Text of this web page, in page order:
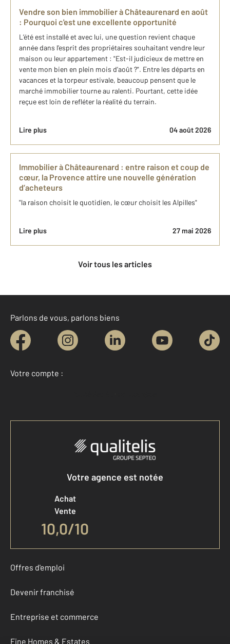
Vendre son bien immobilier à Châteaurenard en août
: Pourquoi c'est une excellente opportunité
L’été est installé et avec lui, une question revient chaque
année dans l’esprit des propriétaires souhaitant vendre leur
maison ou leur appartement : "Est-il judicieux de mettre en
vente mon bien en plein mois d’août ?". Entre les départs en
vacances et la torpeur estivale, beaucoup pensent que le
marché immobilier tourne au ralenti. Pourtant, cette idée
reçue est loin de refléter la réalité du terrain.
Lire plus 04 août 2026
Immobilier à Châteaurenard : entre raison et coup de
cœur, la Provence attire une nouvelle génération
d’acheteurs
"la raison choisit le quotidien, le cœur choisit les Alpilles"
Lire plus 27 mai 2026
Voir tous les articles
Parlons de vous, parlons biens
Votre compte :
Accéder à mon compte
Votre agence est notée
Achat
Vente
10,0/10
Offres d'emploi
Devenir franchisé
Entreprise et commerce
Fine Homes & Estates